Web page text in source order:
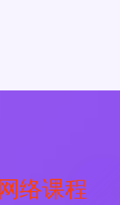
网络课程